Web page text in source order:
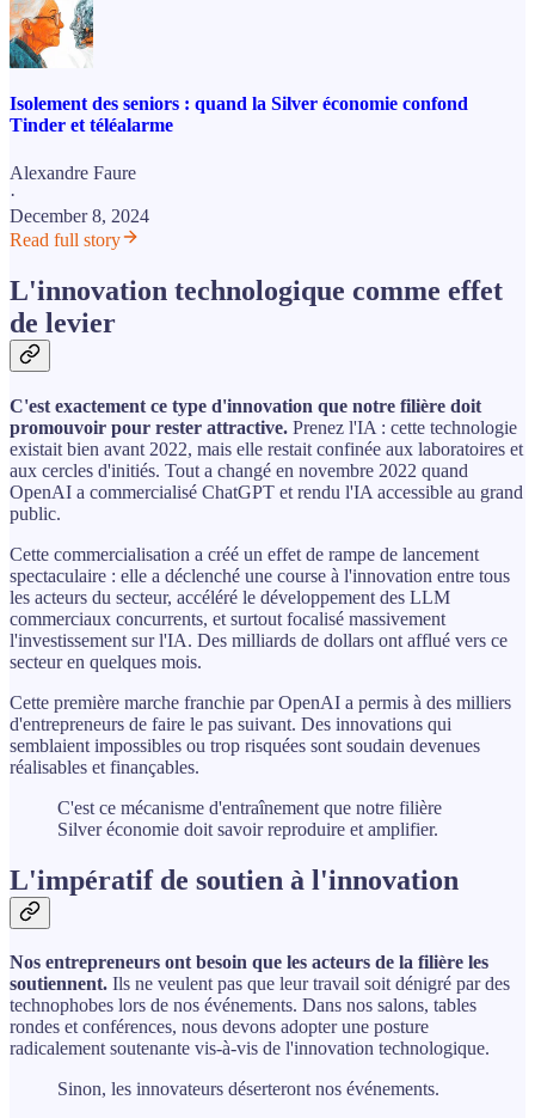
Isolement des seniors : quand la Silver économie confond
Tinder et téléalarme
Alexandre Faure
·
December 8, 2024
Read full story
L'innovation technologique comme effet
de levier
C'est exactement ce type d'innovation que notre filière doit
promouvoir pour rester attractive. Prenez l'IA : cette technologie
existait bien avant 2022, mais elle restait confinée aux laboratoires et
aux cercles d'initiés. Tout a changé en novembre 2022 quand
OpenAI a commercialisé ChatGPT et rendu l'IA accessible au grand
public.
Cette commercialisation a créé un effet de rampe de lancement
spectaculaire : elle a déclenché une course à l'innovation entre tous
les acteurs du secteur, accéléré le développement des LLM
commerciaux concurrents, et surtout focalisé massivement
l'investissement sur l'IA. Des milliards de dollars ont afflué vers ce
secteur en quelques mois.
Cette première marche franchie par OpenAI a permis à des milliers
d'entrepreneurs de faire le pas suivant. Des innovations qui
semblaient impossibles ou trop risquées sont soudain devenues
réalisables et finançables.
C'est ce mécanisme d'entraînement que notre filière
Silver économie doit savoir reproduire et amplifier.
L'impératif de soutien à l'innovation
Nos entrepreneurs ont besoin que les acteurs de la filière les
soutiennent. Ils ne veulent pas que leur travail soit dénigré par des
technophobes lors de nos événements. Dans nos salons, tables
rondes et conférences, nous devons adopter une posture
radicalement soutenante vis-à-vis de l'innovation technologique.
Sinon, les innovateurs déserteront nos événements.